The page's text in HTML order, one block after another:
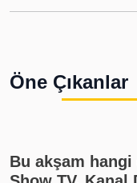
Öne Çıkanlar
Bu akşam